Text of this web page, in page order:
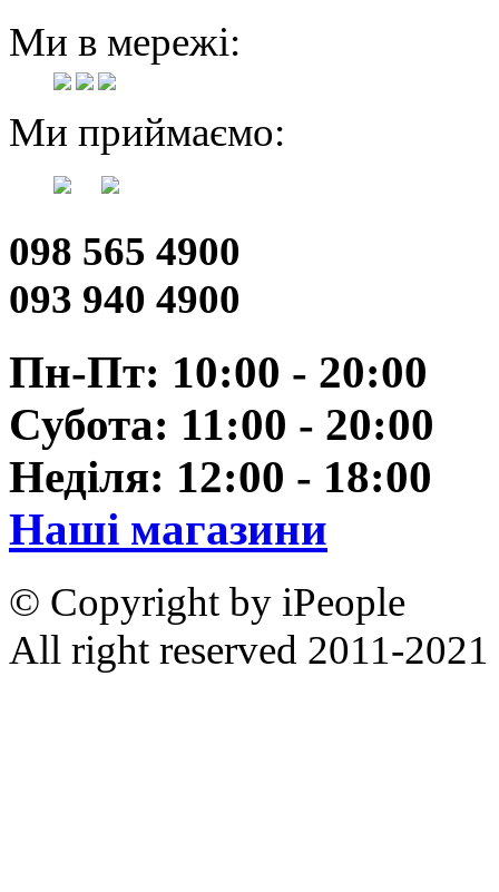
Ми в мережі:
Ми приймаємо:
098 565 4900
093 940 4900
Пн-Пт: 10:00 - 20:00
Субота: 11:00 - 20:00
Неділя: 12:00 - 18:00
Наші магазини
© Copyright by iPeople
All right reserved 2011-2021